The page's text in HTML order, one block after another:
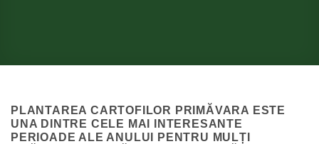
PLANTAREA CARTOFILOR PRIMĂVARA ESTE
UNA DINTRE CELE MAI INTERESANTE
PERIOADE ALE ANULUI PENTRU MULȚI